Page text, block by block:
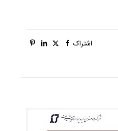
اشتراک